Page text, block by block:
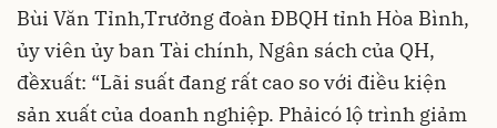
Bùi Văn Tỉnh,Trưởng đoàn ĐBQH tỉnh Hòa Bình,
ủy viên ủy ban Tài chính, Ngân sách của QH,
đềxuất: “Lãi suất đang rất cao so với điều kiện
sản xuất của doanh nghiệp. Phảicó lộ trình giảm